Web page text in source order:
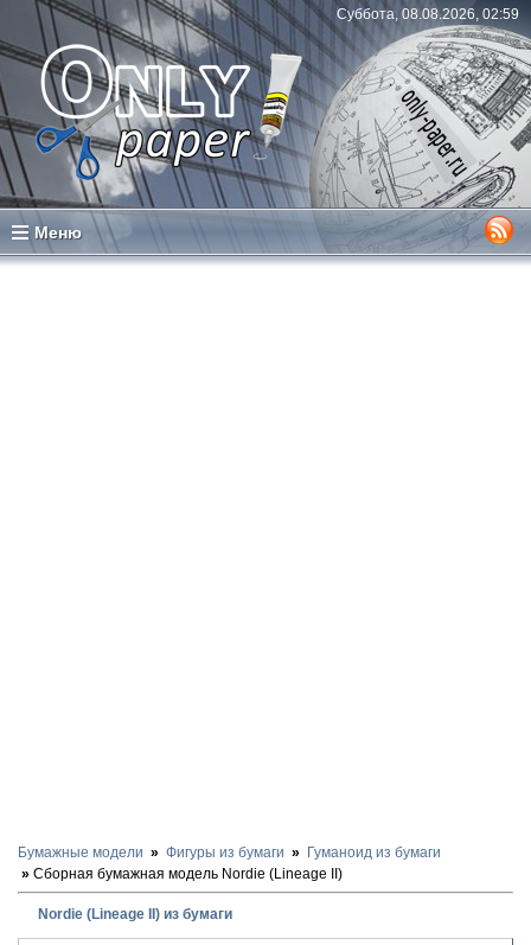
Суббота, 08.08.2026, 02:59
Меню
Бумажные модели Фигуры из бумаги
Гуманоид из бумаги
Сборная бумажная модель Nordie (Lineage II)
Nordie (Lineage II) из бумаги